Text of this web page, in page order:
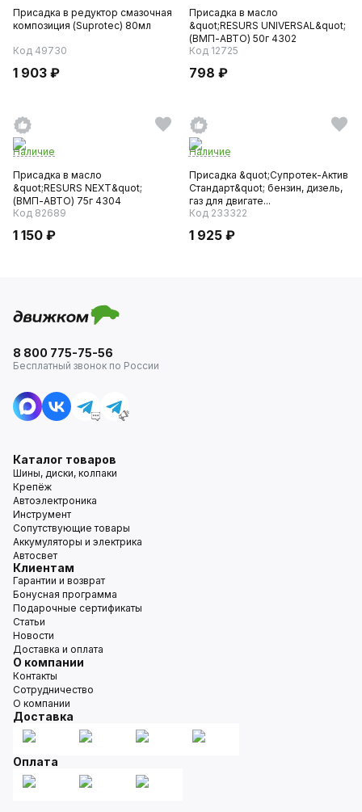
Присадка в редуктор смазочная
композиция (Suprotec) 80мл
Код 49730
1 903 ₽
Присадка в масло
&quot;RESURS UNIVERSAL&quot;
(ВМП-АВТО) 50г 4302
Код 12725
798 ₽
Наличие
Присадка в масло
&quot;RESURS NEXT&quot;
(ВМП-АВТО) 75г 4304
Код 82689
1 150 ₽
Наличие
Присадка &quot;Супротек-Актив
Стандарт&quot; бензин, дизель,
газ для двигате...
Код 233322
1 925 ₽
8 800 775-75-56
Бесплатный звонок по России
Каталог товаров
Шины, диски, колпаки
Крепёж
Автоэлектроника
Инструмент
Сопутствующие товары
Аккумуляторы и электрика
Автосвет
Клиентам
Гарантии и возврат
Бонусная программа
Подарочные сертификаты
Статьи
Новости
Доставка и оплата
О компании
Контакты
Сотрудничество
О компании
Доставка
Оплата